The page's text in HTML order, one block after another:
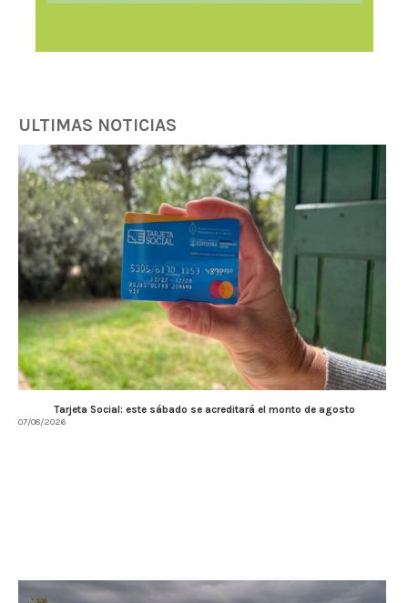
ULTIMAS NOTICIAS
Tarjeta Social: este sábado se acreditará el monto de agosto
07/08/2026